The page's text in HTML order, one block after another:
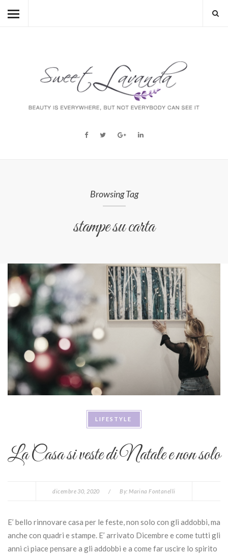
HOME
Browsing Tag
stampe su carta
LIFESTYLE
La Casa si veste di Natale e non solo
dicembre 30, 2020 / By:Marina Fontanelli
E’ bello rinnovare casa per le feste, non solo con gli addobbi, ma
anche con quadri e stampe. E’ arrivato Dicembre e come tutti gli
anni ci piace pensare a gli addobbi e a come far uscire lo spirito